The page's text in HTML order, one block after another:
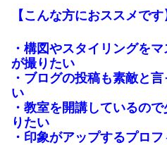
【こんな方におススメです
・構図やスタイリングを
が撮りたい
・ブログの投稿も素敵と
い
・教室を開講しているの
りたい
・印象がアップするプロ